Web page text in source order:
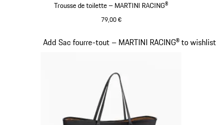
Trousse de toilette – MARTINI RACING®
79,00 €
Add Sac fourre-tout – MARTINI RACING® to wishlist
Diapositive 18 sur 20